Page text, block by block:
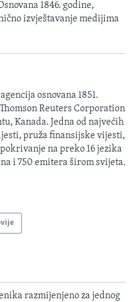
1846. godine,
izvještavanje medijima
osnovana 1851.
Reuters Corporation
Kanada. Jedna od najvećih
pruža finansijske vijesti,
na preko 16 jezika
i 750 emitera širom svijeta.
razmijenjeno za jednog